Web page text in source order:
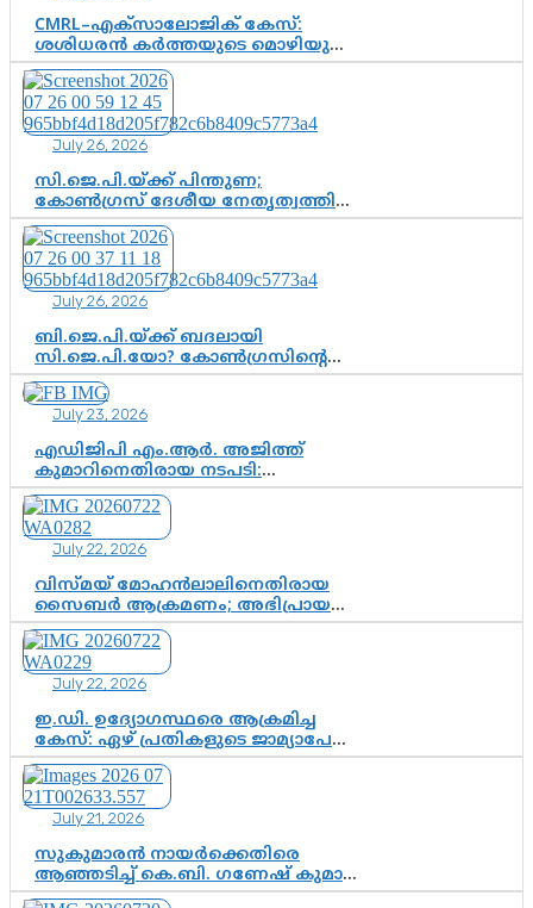
CMRL–എക്‌സാലോജിക് കേസ്:
ശശിധരൻ കർത്തയുടെ മൊഴിയുടെ
അടിസ്ഥാനത്തിൽ പിണറായി
വിജയനെ ചോദ്യം ചെയ്യുന്നതിൽ ഉടൻ
തീരുമാനം; വീണയ്‌ക്കെതിരെ
കൂടുതൽ തെളിവുകൾ പരിശോധിച്ച്
ഇഡി
July 26, 2026
സി.ജെ.പി.യ്ക്ക് പിന്തുണ;
കോൺഗ്രസ് ദേശീയ നേതൃത്വത്തിൽ
ആശങ്കയോ? പാർട്ടിക്കുള്ളിൽ
ഭിന്നാഭിപ്രായമെന്ന വിലയിരുത്തൽ
July 26, 2026
ബി.ജെ.പി.യ്ക്ക് ബദലായി
സി.ജെ.പി.യോ? കോൺഗ്രസിന്റെ
രാഷ്ട്രീയ ഇടം കൈവശപ്പെടുത്താൻ
സിജെപി ഉയർന്നുകഴിഞ്ഞോ?
ഇന്ത്യൻ രാഷ്ട്രീയത്തിലെ പുതിയ
വഴിത്തിരിവ്
July 23, 2026
എഡിജിപി എം.ആർ. അജിത്ത്
കുമാറിനെതിരായ നടപടി:
സസ്പെൻഷനിൽ ഒതുങ്ങുമോ,
അതോ കൂടുതൽ കടുത്ത
നടപടികളിലേക്കോ?
July 22, 2026
വിസ്മയ് മോഹൻലാലിനെതിരായ
സൈബർ ആക്രമണം; അഭിപ്രായ
സ്വാതന്ത്ര്യത്തെ നിശ്ശബ്ദമാക്കുന്ന
ഡിജിറ്റൽ ഗുണ്ടായിസത്തിന് അറുതി
വേണം
July 22, 2026
ഇ.ഡി. ഉദ്യോഗസ്ഥരെ ആക്രമിച്ച
കേസ്: ഏഴ് പ്രതികളുടെ ജാമ്യാപേക്ഷ
വീണ്ടും തള്ളി; അന്വേഷണം തുടരാൻ
കോടതി അനുമതി
July 21, 2026
സുകുമാരൻ നായർക്കെതിരെ
ആഞ്ഞടിച്ച് കെ.ബി. ഗണേഷ് കുമാർ,
വി.ഡി. സതീശന് പൂർണ പിന്തുണ